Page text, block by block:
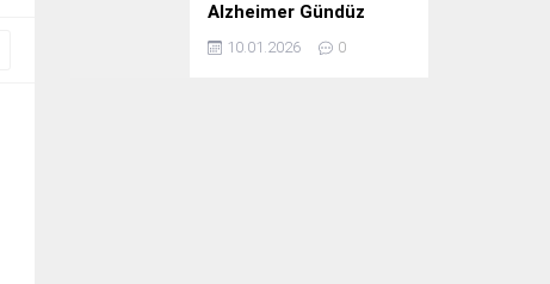
Alzheimer Gündüz
Bakım Evi 3. Yılını
Kutladı
10.01.2026 0